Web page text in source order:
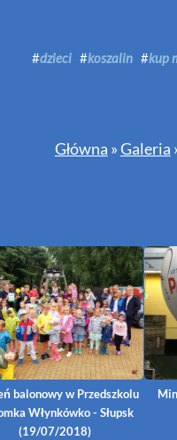
#dzieci #koszalin #kup
Główna »Galeria
balonowy w Przedszkolu
Włynkówko - Słupsk
(19/07/2018)